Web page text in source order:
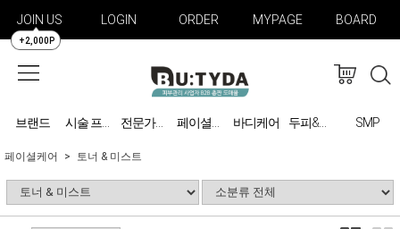
JOIN US
+2,000P
LOGIN ORDER MYPAGE BOARD
브랜드 시술 프로그램 전문가용 미용기기 페이셜케어 바디케어 두피&탈모 관리 SMP
페이셜케어 토너 & 미스트